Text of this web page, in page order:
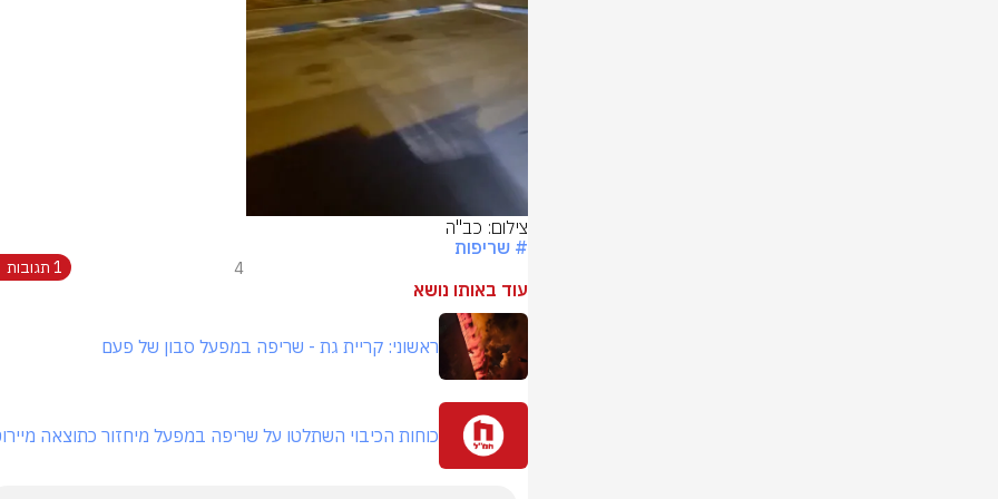
Video
צילום: כב"ה
# שריפות
4 1 תגובות
עוד באותו נושא
ראשוני: קריית גת - שריפה במפעל סבון של פעם
כוחות הכיבוי השתלטו על שריפה במפעל מיחזור כתוצאה